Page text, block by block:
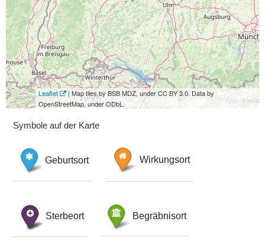
Leaflet
| Map tiles by BSB MDZ, under CC BY 3.0. Data by
OpenStreetMap, under ODbL.
Symbole auf der Karte
Geburtsort Wirkungsort
Sterbeort Begräbnisort